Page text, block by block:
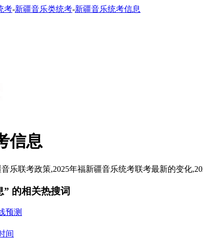
考-新疆音乐类统考-新疆音乐统考信息
信息
乐联考政策,2025年福新疆音乐统考联考最新的变化
的相关热搜词
预测
间